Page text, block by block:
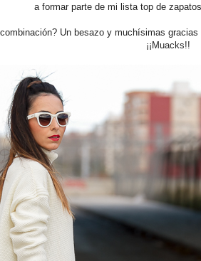
a formar parte de mi lista top de
Un besazo y muchísimas
¡¡Muacks!!